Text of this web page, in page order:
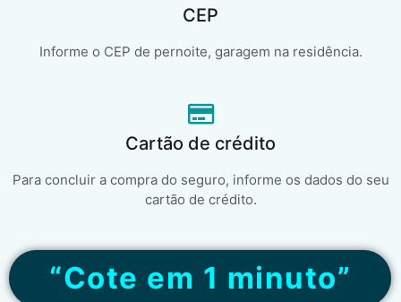
CEP
Informe o CEP de pernoite, garagem na residência.
Cartão de crédito
Para concluir a compra do seguro, informe os dados do seu
cartão de crédito.
“Cote em 1 minuto”